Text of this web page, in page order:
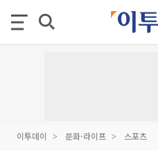
이투데이 문화·라이프 스포츠